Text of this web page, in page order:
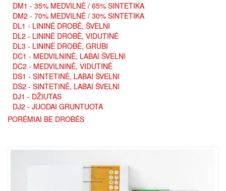
DM1 - 35% MEDVILNĖ / 65% SINTETIKA
DM2 - 70% MEDVILNĖ / 30% SINTETIKA
DL1 - LININĖ DROBĖ, ŠVELNI
DL2 - LININĖ DROBĖ, VIDUTINĖ
DL3 - LININĖ DROBĖ, GRUBI
DC1 - MEDVILNINĖ, LABAI ŠVELNI
DC2 - MEDVILNINĖ, VIDUTINĖ
DS1 - SINTETINĖ, LABAI ŠVELNI
DS2 - SINTETINĖ, LABAI ŠVELNI
DJ1 - DŽIUTAS
DJ2 - JUODAI GRUNTUOTA
PORĖMIAI BE DROBĖS